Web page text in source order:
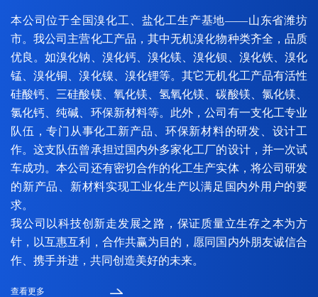
本公司位于全国溴化工、盐化工生产基地——山东省潍坊
市。我公司主营化工产品，其中无机溴化物种类齐全，品质
优良。如溴化钠、溴化钙、溴化镁、溴化钡、溴化铁、溴化
锰、溴化铜、溴化镍、溴化锂等。其它无机化工产品有活性
硅酸钙、三硅酸镁、氧化镁、氢氧化镁、碳酸镁、氯化镁、
氯化钙、纯碱、环保新材料等。此外，公司有一支化工专业
队伍，专门从事化工新产品、环保新材料的研发、设计工
作。这支队伍曾承担过国内外多家化工厂的设计，并一次试
车成功。本公司还有密切合作的化工生产实体，将公司研发
的新产品、新材料实现工业化生产以满足国内外用户的要
求。
我公司以科技创新走发展之路，保证质量立生存之本为方
针，以互惠互利，合作共赢为目的，愿同国内外朋友诚信合
作、携手并进，共同创造美好的未来。
查看更多